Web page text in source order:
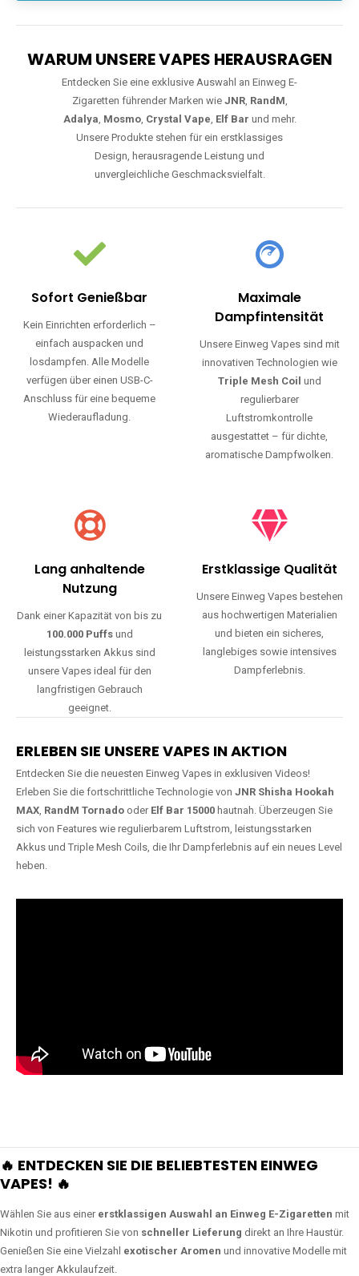
WARUM UNSERE VAPES HERAUSRAGEN
Entdecken Sie eine exklusive Auswahl an Einweg E-
Zigaretten führender Marken wie JNR, RandM,
Adalya, Mosmo, Crystal Vape, Elf Bar und mehr.
Unsere Produkte stehen für ein erstklassiges
Design, herausragende Leistung und
unvergleichliche Geschmacksvielfalt.
Sofort Genießbar
Kein Einrichten erforderlich –
einfach auspacken und
losdampfen. Alle Modelle
verfügen über einen USB-C-
Anschluss für eine bequeme
Wiederaufladung.
Maximale
Dampfintensität
Unsere Einweg Vapes sind mit
innovativen Technologien wie
Triple Mesh Coil und
regulierbarer
Luftstromkontrolle
ausgestattet – für dichte,
aromatische Dampfwolken.
Lang anhaltende
Nutzung
Dank einer Kapazität von bis zu
100.000 Puffsund
leistungsstarken Akkus sind
unsere Vapes ideal für den
langfristigen Gebrauch
geeignet.
Erstklassige Qualität
Unsere Einweg Vapes bestehen
aus hochwertigen Materialien
und bieten ein sicheres,
langlebiges sowie intensives
Dampferlebnis.
ERLEBEN SIE UNSERE VAPES IN AKTION
Entdecken Sie die neuesten Einweg Vapes in exklusiven Videos!
Erleben Sie die fortschrittliche Technologie von JNR Shisha Hookah
MAX, RandM Tornado oder Elf Bar 15000 hautnah. Überzeugen Sie
sich von Features wie regulierbarem Luftstrom, leistungsstarken
Akkus und Triple Mesh Coils, die Ihr Dampferlebnis auf ein neues Level
heben.
🔥 ENTDECKEN SIE DIE BELIEBTESTEN EINWEG
VAPES! 🔥
Wählen Sie aus einer erstklassigen Auswahl an Einweg E-Zigaretten mit
Nikotin und profitieren Sie von schneller Lieferung direkt an Ihre Haustür.
Genießen Sie eine Vielzahl exotischer Aromen und innovative Modelle mit
extra langer Akkulaufzeit.